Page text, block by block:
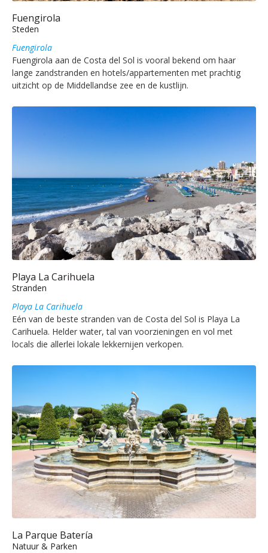
Fuengirola
Steden
Fuengirola
Fuengirola aan de Costa del Sol is vooral bekend om haar
lange zandstranden en hotels/appartementen met prachtig
uitzicht op de Middellandse zee en de kustlijn.
Playa La Carihuela
Stranden
Playa La Carihuela
Eén van de beste stranden van de Costa del Sol is Playa La
Carihuela. Helder water, tal van voorzieningen en vol met
locals die allerlei lokale lekkernijen verkopen.
La Parque Batería
Natuur & Parken